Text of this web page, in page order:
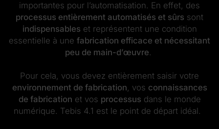
importantes pour l’automatisation. En effet, des
processus entièrement automatisés et sûrs sont
indispensables et représentent une condition
essentielle à une fabrication efficace et nécessitant
peu de main-d’œuvre.
Pour cela, vous devez entièrement saisir votre
environnement de fabrication, vos connaissances
de fabrication et vos processus dans le monde
numérique. Tebis 4.1 est le point de départ idéal.